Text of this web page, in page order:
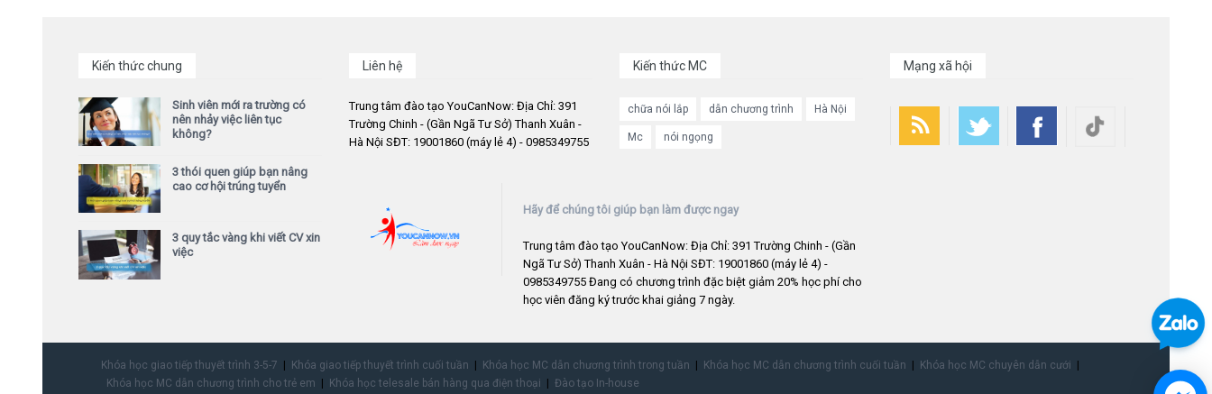
Kiến thức chung
Sinh viên mới ra trường có
nên nhảy việc liên tục
không?
3 thói quen giúp bạn nâng
cao cơ hội trúng tuyển
3 quy tắc vàng khi viết CV xin
việc
Liên hệ
Trung tâm đào tạo YouCanNow: Địa Chỉ: 391
Trường Chinh - (Gần Ngã Tư Sở) Thanh Xuân -
Hà Nội SĐT: 19001860 (máy lẻ 4) - 0985349755
Kiến thức MC
chữa nói lắp dẫn chương trình Hà Nội
Mc nói ngọng
Mạng xã hội
Hãy để chúng tôi giúp bạn làm được ngay
Trung tâm đào tạo YouCanNow: Địa Chỉ: 391 Trường Chinh - (Gần
Ngã Tư Sở) Thanh Xuân - Hà Nội SĐT: 19001860 (máy lẻ 4) -
0985349755 Đang có chương trình đặc biệt giảm 20% học phí cho
học viên đăng ký trước khai giảng 7 ngày.
Khóa học giao tiếp thuyết trình 3-5-7 Khóa giao tiếp thuyết trình cuối tuần Khóa học MC dẫn chương trình trong tuần Khóa học MC dẫn chương trình cuối tuần
Khóa học MC chuyên dẫn cưới
Khóa học MC dẫn chương trình cho trẻ em
Khóa học telesale bán hàng qua điện thoại Đào tạo In-house